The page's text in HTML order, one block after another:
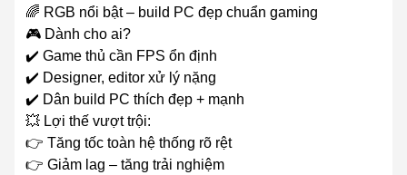
🌈 RGB nổi bật – build PC đẹp chuẩn gaming
🎮 Dành cho ai?
✔️ Game thủ cần FPS ổn định
✔️ Designer, editor xử lý nặng
✔️ Dân build PC thích đẹp + mạnh
💥 Lợi thế vượt trội:
👉 Tăng tốc toàn hệ thống rõ rệt
👉 Giảm lag – tăng trải nghiệm